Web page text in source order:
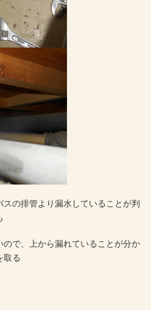
の排管より漏水していることが判
で、上から漏れていることが分か
取る